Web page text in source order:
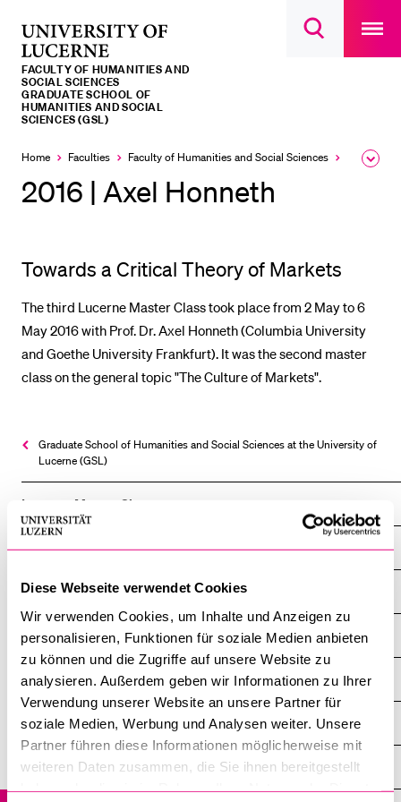
Diese Webseite verwendet Cookies
Wir verwenden Cookies, um Inhalte und Anzeigen zu
personalisieren, Funktionen für soziale Medien anbieten
zu können und die Zugriffe auf unsere Website zu
analysieren. Außerdem geben wir Informationen zu Ihrer
Verwendung unserer Website an unsere Partner für
soziale Medien, Werbung und Analysen weiter. Unsere
Partner führen diese Informationen möglicherweise mit
weiteren Daten zusammen, die Sie ihnen bereitgestellt
Open
main
Lucerne
FACULTY OF HUMANITIES AND
SOCIAL SCIENCES
GRADUATE SCHOOL OF
HUMANITIES AND SOCIAL
SCIENCES (GSL)
Home Faculties Faculty of Humanities and Social Sciences
Graduate School of Humanities and Social Sciences at the University of
Lucerne (GSL)
Lucerne Master Class
2027 | Lea Ypi
2023 | Hanspeter Kriesi
2021 | Marion Fourcade
2019 | Eva Illouz
2018 | Wendy Brown
2017 | Sven Beckert
2016 | Axel Honneth
Towards a Critical Theory of Markets
The third Lucerne Master Class took place from 2 May to 6
May 2016 with Prof. Dr. Axel Honneth (Columbia University
and Goethe University Frankfurt). It was the second master
class on the general topic "The Culture of Markets".
RECENT SEARCHES
You haven't performed any searches yet.
INFORMATION FOR…
Prospective Students
Current Students
Alumni
Jobseekers
Donors
Course catalogue
Library
Sports programme
Menu Canteen